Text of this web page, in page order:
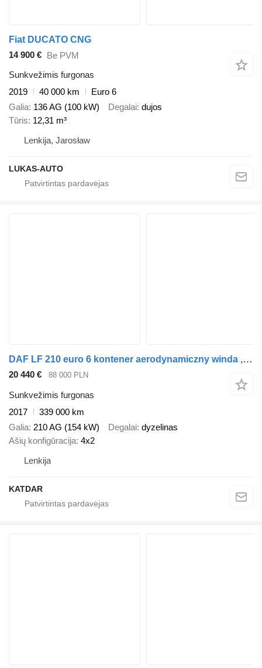
Fiat DUCATO CNG
14 900 € Be PVM
Sunkvežimis furgonas
2019
40 000 km
Euro 6
Galia 136 AG (100 kW) Degalai dujos
Tūris 12,31 m³
Lenkija, Jarosław
LUKAS-AUTO
DAF LF 210 euro 6 kontener aerodynamiczny winda ,339tys.km 4.5dm³
20 440 € 88 000 PLN
Sunkvežimis furgonas
2017
339 000 km
Galia 210 AG (154 kW) Degalai dyzelinas
Ašių konfigūracija 4x2
Lenkija
KATDAR